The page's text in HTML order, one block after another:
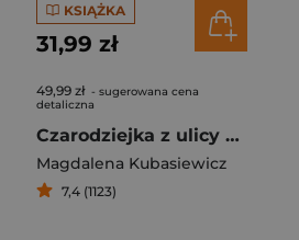
KSIĄŻKA
31,99 zł
49,99 zł - sugerowana cena
detaliczna
Czarodziejka z ulicy Grodzkiej
Magdalena Kubasiewicz
7,4 (1123)